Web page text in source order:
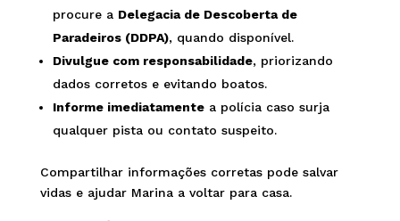
procure a Delegacia de Descoberta de
Paradeiros (DDPA), quando disponível.
Divulgue com responsabilidade, priorizando
dados corretos e evitando boatos.
Informe imediatamentea polícia caso surja
qualquer pista ou contato suspeito.
Compartilhar informações corretas pode salvar
vidas e ajudar Marina a voltar para casa.